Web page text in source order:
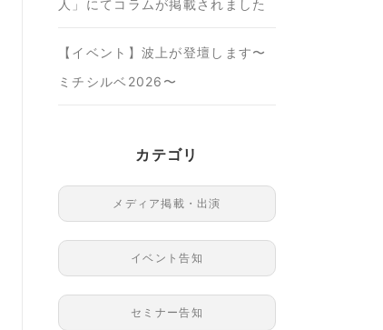
人」にてコラムが掲載されました
【イベント】波上が登壇します〜
ミチシルベ2026〜
カテゴリ
メディア掲載・出演
イベント告知
セミナー告知